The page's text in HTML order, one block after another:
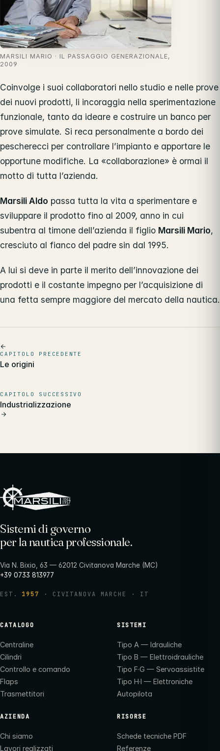
MARSILI MARIO · IL PASSAGGIO GENERAZIONALE,
2009
Coinvolge i suoi collaboratori nello studio e nelle prove
dei nuovi prodotti, li incoraggia nella sperimentazione
funzionale, tanto da ideare e costruire un banco per
prove simulate. Si reca personalmente a bordo dei
pescherecci per controllare l’impianto e apportare le
opportune modifiche. La «collaborazione» è ormai il
motto di tutta l’azienda.
Marsili Aldo passa tutta la vita a sperimentare e
sviluppare il prodotto fino al 2009, anno in cui
subentra al timone dell’azienda il figlio Marsili Mario,
cresciuto al fianco del padre sin dal 1995.
A lui si deve in parte il merito dell’innovazione dei
prodotti e il costante impegno per l’acquisizione di
una fetta sempre maggiore del mercato della nautica.
CAPITOLO PRECEDENTE
Le origini
CAPITOLO SUCCESSIVO
Industrializzazione
Sistemi di governo
per la nautica professionale.
Via N. Bixio, 63 — 62012 Civitanova Marche (MC)
+39 0733 813977
EST. 1957 · CIVITANOVA MARCHE · IT
CATALOGO
Centraline
Cilindri
Controllo e comando
Flaps
Trasmettitori
SISTEMI
Tipo A — Idrauliche
Tipo B — Elettroidrauliche
Tipo F·G — Servoassistite
Tipo H·I — Elettroniche
Autopilota
AZIENDA
Chi siamo
Lavori realizzati
RISORSE
Schede tecniche PDF
Referenze